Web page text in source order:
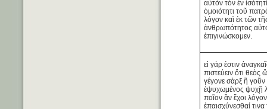
αὐτὸν τὸν ἐν
ὁμοιότητι τοῦ
λόγον καὶ ἐκ τῶν
ἀνθρωπότητος
ἐπιγινώσκομεν.
εἰ γάρ ἐστιν
πιστεύειν ὅτι θεὸς
γέγονε σὰρξ ἢ
ἐψυχωμένος ψυχῇ
ποῖον ἂν ἔχοι
ἐπαισχύνεσθαί τινα